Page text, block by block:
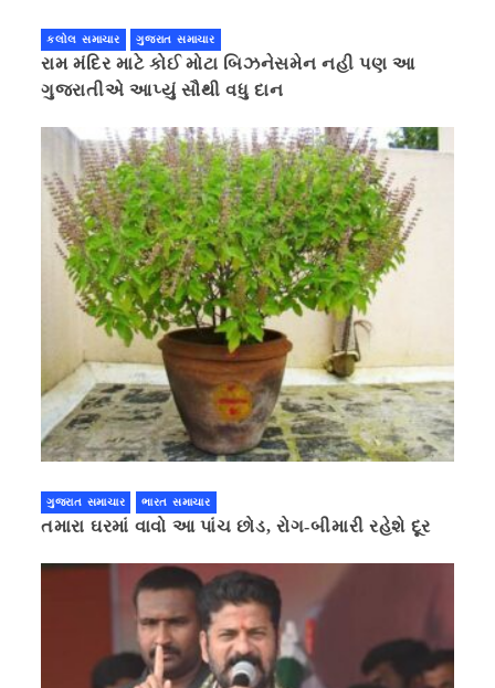
કલોલ સમાચાર ગુજરાત સમાચાર
રામ મંદિર માટે કોઈ મોટા બિઝનેસમેન નહી પણ આ
ગુજરાતીએ આપ્યું સૌથી વધુ દાન
ગુજરાત સમાચાર ભારત સમાચાર
તમારા ઘરમાં વાવો આ પાંચ છોડ, રોગ-બીમારી રહેશે દૂર